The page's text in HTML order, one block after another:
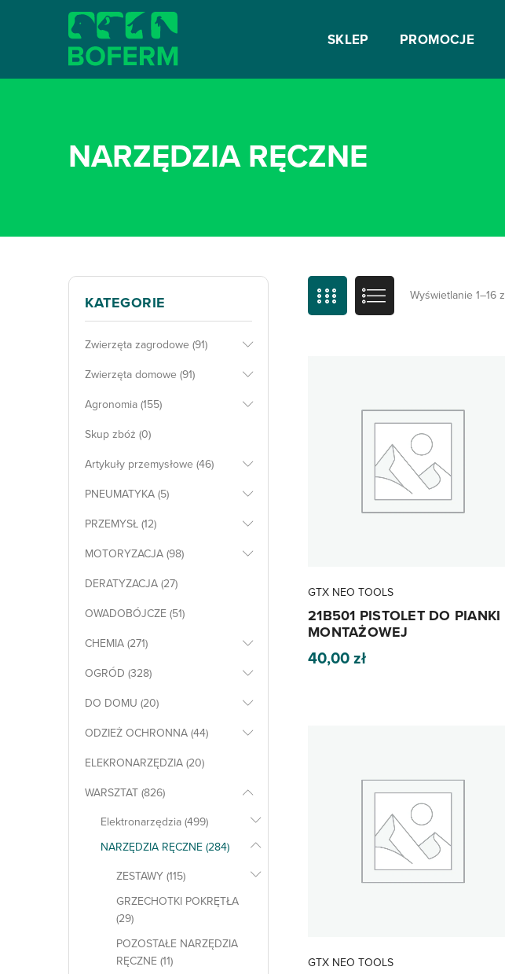
SKLEP PROMOCJE
NARZĘDZIA RĘCZNE
KATEGORIE
Zwierzęta zagrodowe (91)
Zwierzęta domowe (91)
Agronomia (155)
Skup zbóż (0)
Artykuły przemysłowe (46)
PNEUMATYKA (5)
PRZEMYSŁ (12)
MOTORYZACJA (98)
DERATYZACJA (27)
OWADOBÓJCZE (51)
CHEMIA (271)
OGRÓD (328)
DO DOMU (20)
ODZIEŻ OCHRONNA (44)
ELEKRONARZĘDZIA (20)
WARSZTAT (826)
Elektronarzędzia (499)
NARZĘDZIA RĘCZNE (284)
ZESTAWY (115)
GRZECHOTKI POKRĘTŁA
(29)
POZOSTAŁE NARZĘDZIA
RĘCZNE (11)
Wyświetlanie 1–16
GTX NEO TOOLS
21B501 PISTOLET DO PIANKI
MONTAŻOWEJ
40,00zł
GTX NEO TOOLS